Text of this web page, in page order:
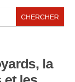
la